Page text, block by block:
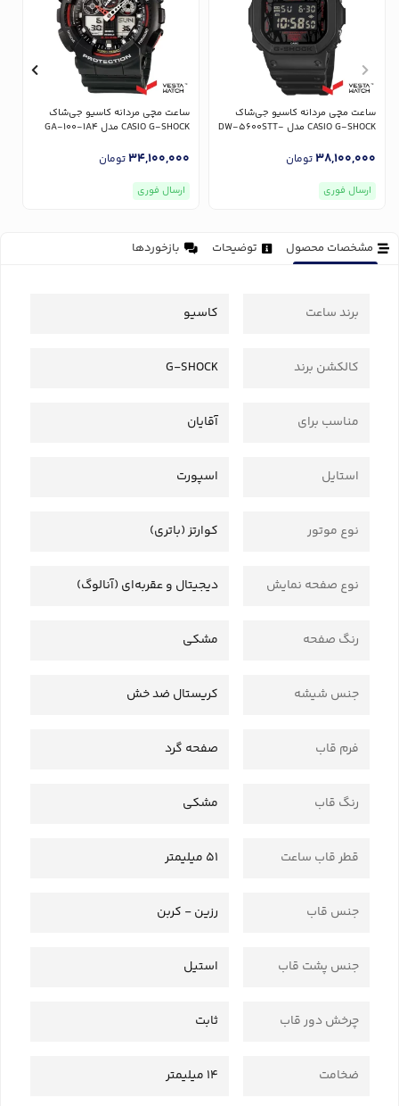
ساعت مچی مردانه کاسیو جی‌شاک
CASIO G-SHOCK مدل DW-5600STT-
38,100,000تومان
ارسال فوری
ساعت مچی مردانه کاسیو جی‌شاک
CASIO G-SHOCK مدل GA-100-1A4
34,100,000تومان
ارسال فوری
مشخصات محصول توضیحات بازخوردها
برند ساعت کاسیو
کالکشن برند G-SHOCK
مناسب برای آقایان
استایل اسپورت
نوع موتور کوارتز (باتری)
نوع صفحه نمایش دیجیتال و عقربه‌ای (آنالوگ)
رنگ صفحه مشکی
جنس شیشه کریستال ضد خش
فرم قاب صفحه گرد
رنگ قاب مشکی
قطر قاب ساعت 51 میلیمتر
جنس قاب رزین - کربن
جنس پشت قاب استیل
چرخش دور قاب ثابت
ضخامت 14 میلیمتر